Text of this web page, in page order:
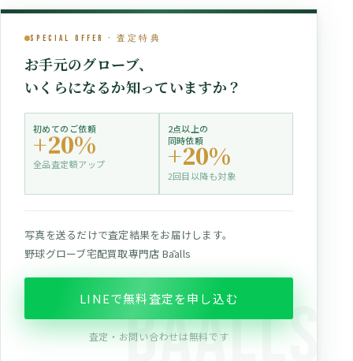
Special Offer · 査定特典
お手元のグローブ、
いくらになるか知っていますか？
初めてのご依頼
+20%
全品査定額アップ
2点以上の
同時依頼
+20%
2回目以降も対象
写真を送るだけで査定結果をお届けします。
野球グローブ宅配買取専門店 Bāalls
LINEで無料査定を申し込む
査定・お問い合わせは無料です